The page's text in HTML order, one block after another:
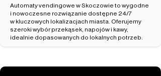
Automaty vendingowe w Skoczowie to wygodne
i nowoczesne rozwiązanie dostępne 24/7
w kluczowych lokalizacjach miasta. Oferujemy
szeroki wybór przekąsek, napojów i kawy,
idealnie dopasowanych do lokalnych potrzeb.